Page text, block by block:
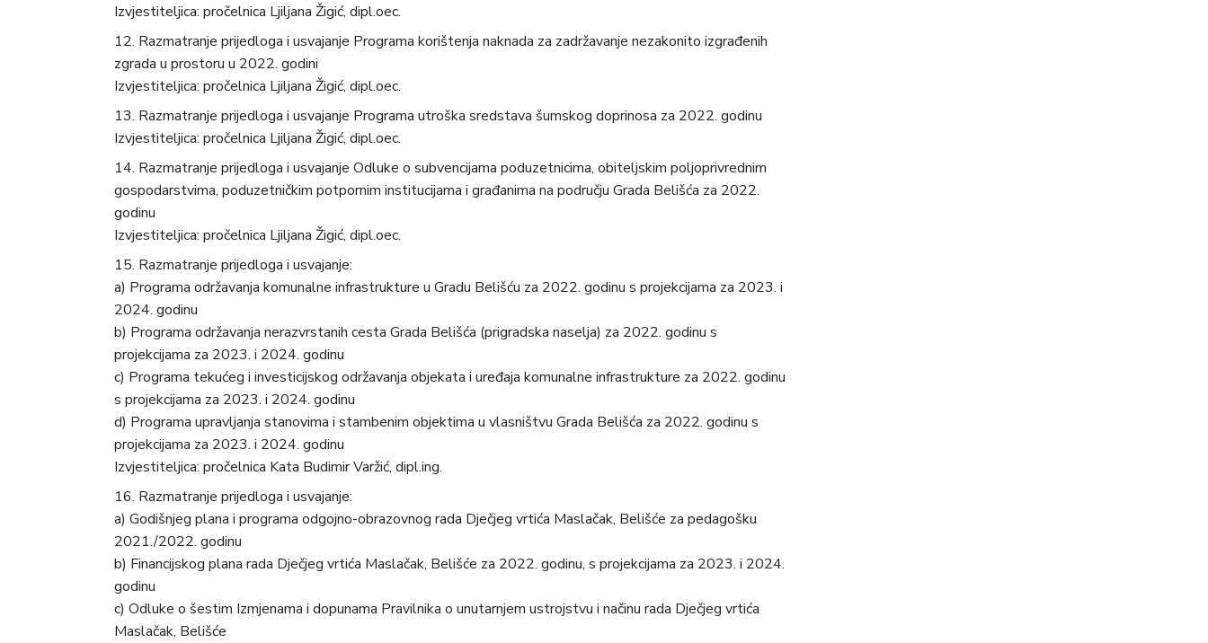
Izvjestiteljica: pročelnica Ljiljana Žigić, dipl.oec.
Razmatranje prijedloga i usvajanje Programa korištenja naknada za zadržavanje nezakonito izgrađenih
zgrada u prostoru u 2022. godini
Izvjestiteljica: pročelnica Ljiljana Žigić, dipl.oec.
Razmatranje prijedloga i usvajanje Programa utroška sredstava šumskog doprinosa za 2022. godinu
Izvjestiteljica: pročelnica Ljiljana Žigić, dipl.oec.
Razmatranje prijedloga i usvajanje Odluke o subvencijama poduzetnicima, obiteljskim poljoprivrednim
gospodarstvima, poduzetničkim potpornim institucijama i građanima na području Grada Belišća za 2022.
godinu
Izvjestiteljica: pročelnica Ljiljana Žigić, dipl.oec.
Razmatranje prijedloga i usvajanje:
a) Programa održavanja komunalne infrastrukture u Gradu Belišću za 2022. godinu s projekcijama za 2023. i
2024. godinu
b) Programa održavanja nerazvrstanih cesta Grada Belišća (prigradska naselja) za 2022. godinu s
projekcijama za 2023. i 2024. godinu
c) Programa tekućeg i investicijskog održavanja objekata i uređaja komunalne infrastrukture za 2022. godinu
s projekcijama za 2023. i 2024. godinu
d) Programa upravljanja stanovima i stambenim objektima u vlasništvu Grada Belišća za 2022. godinu s
projekcijama za 2023. i 2024. godinu
Izvjestiteljica: pročelnica Kata Budimir Varžić, dipl.ing.
Razmatranje prijedloga i usvajanje:
a) Godišnjeg plana i programa odgojno-obrazovnog rada Dječjeg vrtića Maslačak, Belišće za pedagošku
2021./2022. godinu
b) Financijskog plana rada Dječjeg vrtića Maslačak, Belišće za 2022. godinu, s projekcijama za 2023. i 2024.
godinu
c) Odluke o šestim Izmjenama i dopunama Pravilnika o unutarnjem ustrojstvu i načinu rada Dječjeg vrtića
Maslačak, Belišće